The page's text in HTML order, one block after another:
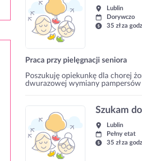
Lublin
Dorywczo
35 zł za
Praca przy pielęgnacji seniora
Poszukuję opiekunkę dla chorej
dwurazowej wymiany
Szukam
Lublin
Pełny etat
35 zł za